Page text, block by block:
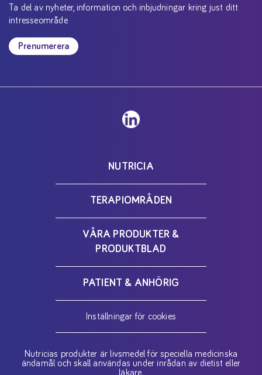
Ta del av nyheter, information och inbjudningar kring just ditt
intresseområde
Prenumerera
NUTRICIA
TERAPIOMRÅDEN
VÅRA PRODUKTER &
PRODUKTBLAD
PATIENT & ANHÖRIG
Inställningar för cookies
Nutricias produkter är livsmedel för speciella medicinska
ändamål och skall användas under inrådan av dietist eller
läkare.